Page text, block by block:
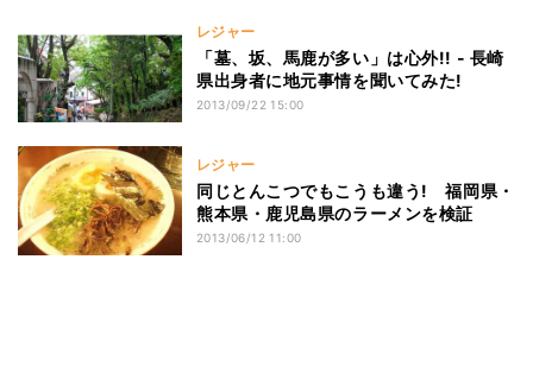
レジャー
「墓、坂、馬鹿が多い」は心外!! - 長崎
県出身者に地元事情を聞いてみた!
2013/09/22 15:00
レジャー
同じとんこつでもこうも違う! 福岡県・
熊本県・鹿児島県のラーメンを検証
2013/06/12 11:00